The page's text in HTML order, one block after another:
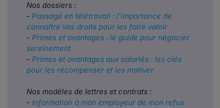
Nos dossiers :
​​​​​​- Passage en télétravail : l'importance de
connaître vos droits pour les faire valoir
- Primes et avantages : le guide pour négocier
sereinement
- ​​​ Primes et avantages aux salariés : les clés
pour les récompenser et les motiver
Nos modèles de lettres et contrats :
- Information à mon employeur de mon refus